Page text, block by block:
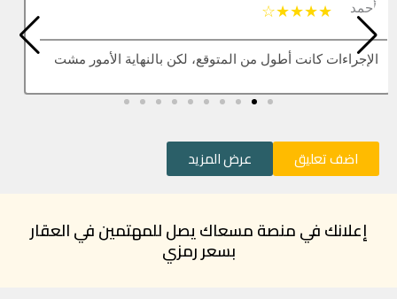
★★★★★
العقار اللي كنت أبيه طلع مباع، أتمنى التحديث يكون أسرع
اضف تعليق عرض المزيد
إعلانك في منصة مسعاك يصل للمهتمين في العقار
بسعر رمزي